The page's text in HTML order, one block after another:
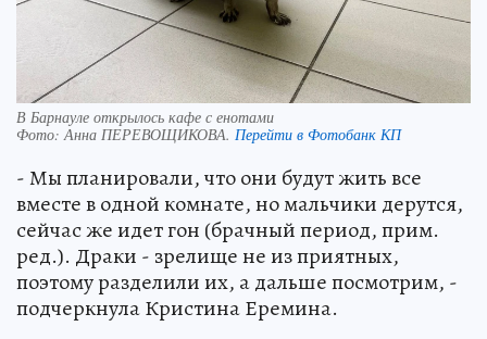
В Барнауле открылось кафе с енотами
Фото: Анна ПЕРЕВОЩИКОВА. Перейти в Фотобанк КП
- Мы планировали, что они будут жить все
вместе в одной комнате, но мальчики дерутся,
сейчас же идет гон (брачный период, прим.
ред.). Драки - зрелище не из приятных,
поэтому разделили их, а дальше посмотрим, -
подчеркнула Кристина Еремина.